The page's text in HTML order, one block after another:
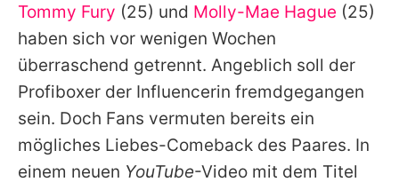
Impressum
Datenschutzerklärung
Nutzungsbedingungen
Utiq verwalten
Tommy Fury (25) und Molly-Mae Hague (25)
haben sich vor wenigen Wochen
überraschend getrennt. Angeblich soll der
Profiboxer der Influencerin fremdgegangen
sein. Doch Fans vermuten bereits ein
mögliches Liebes-Comeback des Paares. In
einem neuen YouTube-Video mit dem Titel